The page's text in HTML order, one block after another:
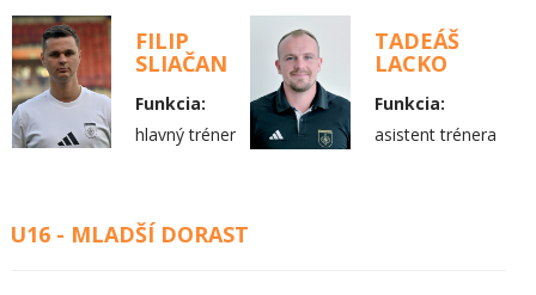
FILIP
SLIAČAN
Funkcia:
hlavný tréner
TADEÁŠ
LACKO
Funkcia:
asistent trénera
U16 - MLADŠÍ DORAST